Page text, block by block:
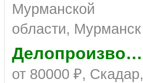
Мурманской
области, Мурманск
Делопроизводитель
от 80000 ₽, Скадар,